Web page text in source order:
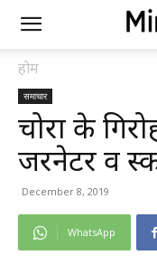
होम
समाचार
चोरों के
जरनेटर व
December 8, 2019
WhatsApp